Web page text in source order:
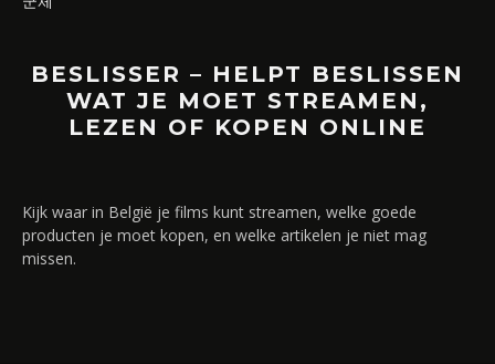
BESLISSER – HELPT BESLISSEN
WAT JE MOET STREAMEN,
LEZEN OF KOPEN ONLINE
Kijk waar in België je films kunt streamen, welke goede
producten je moet kopen, en welke artikelen je niet mag
missen.